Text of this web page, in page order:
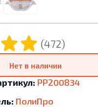
(472)
Нет в наличии
PP200834
ПолиПро